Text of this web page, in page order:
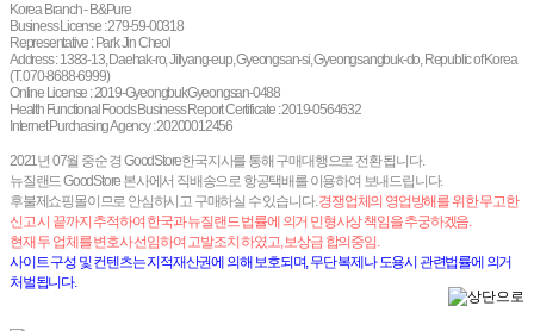
Korea Branch - B&Pure
Business License : 279-59-00318
Representative : Park Jin Cheol
Address : 1383-13, Daehak-ro, Jillyang-eup, Gyeongsan-si, Gyeongsangbuk-do, Republic of Korea
(T. 070-8688-6999)
Online License : 2019-GyeongbukGyeongsan-0488
Health Functional Foods Business Report Certificate : 2019-0564632
Internet Purchasing Agency : 20200012456
2021년 07월 중순 경 GoodStore한국지사를 통해 구매대행으로 전환 됩니다.
뉴질랜드 GoodStore 본사에서 직배송으로 항공택배를 이용하여 보내드립니다.
후불제쇼핑몰이므로 안심하시고 구매하실 수 있습니다.경쟁업체의 영업방해를 위한 무고한
신고 시 끝까지 추적하여 한국과 뉴질랜드 법률에 의거 민형사상 책임을 추궁하겠음.
현재 두 업체를 변호사 선임하여 고발조치 하였고, 보상금 합의중임.
사이트 구성 및 컨텐츠는 지적재산권에 의해 보호되며, 무단 복제나 도용시 관련법률에 의거
처벌됩니다.